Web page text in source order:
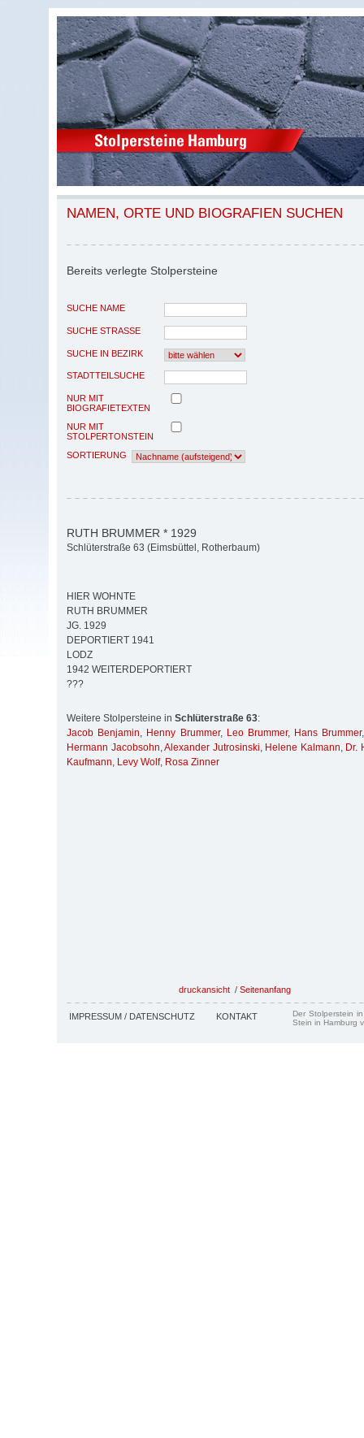
NAMEN, ORTE UND BIOGRAFIEN SUCHEN
Bereits verlegte Stolpersteine
SUCHE NAME
SUCHE STRASSE
SUCHE IN BEZIRK
STADTTEILSUCHE
NUR MIT
BIOGRAFIETEXTEN
NUR MIT
STOLPERTONSTEIN
SORTIERUNG
RUTH BRUMMER * 1929
Schlüterstraße 63 (Eimsbüttel, Rotherbaum)
HIER WOHNTE
RUTH BRUMMER
JG. 1929
DEPORTIERT 1941
LODZ
1942 WEITERDEPORTIERT
???
Weitere Stolpersteine in Schlüterstraße 63:
Jacob Benjamin, Henny Brummer, Leo Brummer, Hans Brummer
Hermann Jacobsohn,Alexander Jutrosinski, Helene Kalmann, Dr.
Kaufmann, Levy Wolf, Rosa Zinner
druckansicht / Seitenanfang
IMPRESSUM / DATENSCHUTZ KONTAKT
Der Stolperstein
Stein in Hamburg